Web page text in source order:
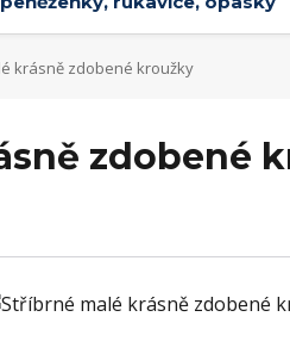
krásně zdobené kroužky
zdobené